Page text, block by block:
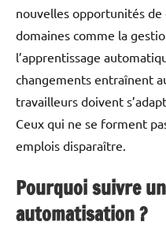
nouvelles opportunités
domaines comme la
l’apprentissage
changements entraînent
travailleurs doivent
Ceux qui ne se forment
emplois disparaître.
Pourquoi suivre
automatisation ?